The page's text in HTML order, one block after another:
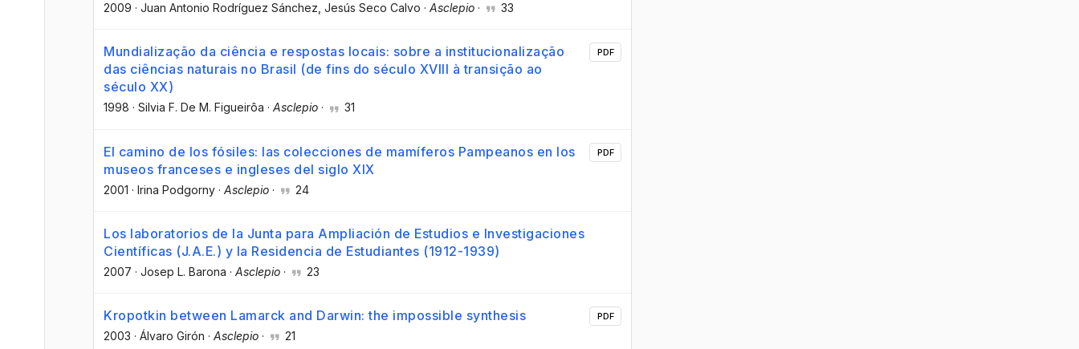
2009 · Juan Antonio Rodríguez Sánchez , Jesús Seco Calvo · Asclepio · 33
Mundialização da ciência e respostas locais: sobre a institucionalização
das ciências naturais no Brasil (de fins do século XVIII à transição ao
século XX)
1998 · Silvia F. De M. Figueirôa · Asclepio · 31
PDF
El camino de los fósiles: las colecciones de mamíferos Pampeanos en los
museos franceses e ingleses del siglo XIX
2001 · Irina Podgorny · Asclepio · 24
PDF
Los laboratorios de la Junta para Ampliación de Estudios e Investigaciones
Científicas (J.A.E.) y la Residencia de Estudiantes (1912-1939)
2007 · Josep L. Barona · Asclepio · 23
Kropotkin between Lamarck and Darwin: the impossible synthesis
2003 · Álvaro Girón · Asclepio · 21
PDF